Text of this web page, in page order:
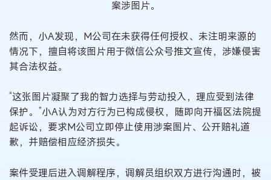
案涉图片。
然而，小A发现，M公司在未获得任何授权、未注明来源的
情况下，擅自将该图片用于微信公众号推文宣传，涉嫌侵害
其合法权益。
“这张图片凝聚了我的智力选择与劳动投入，理应受到法律
保护。”小A认为对方行为已构成侵权，随即向开福区法院提
起诉讼，要求M公司立即停止使用涉案图片、公开赔礼道
歉，并赔偿相应经济损失。
案件受理后进入调解程序，调解员组织双方进行沟通时，被